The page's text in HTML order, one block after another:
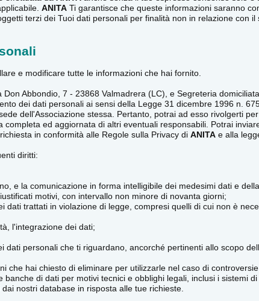
ANITA Ti garantisce che queste informazioni saranno
terzi dei Tuoi dati personali per finalità non in relazione con il
e modificare tutte le informazioni che hai fornito.
Abbondio, 7 - 23868 Valmadrera (LC), e Segreteria
dei dati personali ai sensi della Legge 31 dicembre 1996 n.
dell'Associazione stessa. Pertanto, potrai ad esso rivolgerti
ed aggiornata di altri eventuali responsabili. Potrai
in conformità alle Regole sulla Privacy di ANITA e alla
diritti:
e la comunicazione in forma intelligibile dei medesimi dati e
motivi, con intervallo non minore di novanta giorni;
trattati in violazione di legge, compresi quelli di cui non è
l'integrazione dei dati;
personali che ti riguardano, ancorché pertinenti allo scopo
che hai chiesto di eliminare per utilizzarle nel caso di
di dati per motivi tecnici e obblighi legali, inclusi i sistemi
nostri database in risposta alle tue richieste.